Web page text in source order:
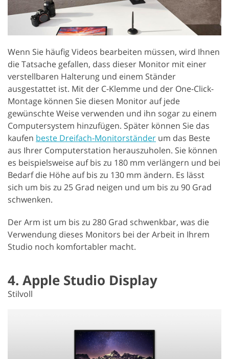
Wenn Sie häufig Videos bearbeiten müssen, wird Ihnen
die Tatsache gefallen, dass dieser Monitor mit einer
verstellbaren Halterung und einem Ständer
ausgestattet ist. Mit der C-Klemme und der One-Click-
Montage können Sie diesen Monitor auf jede
gewünschte Weise verwenden und ihn sogar zu einem
Computersystem hinzufügen. Später können Sie das
kaufen beste Dreifach-Monitorständer um das Beste
aus Ihrer Computerstation herauszuholen. Sie können
es beispielsweise auf bis zu 180 mm verlängern und bei
Bedarf die Höhe auf bis zu 130 mm ändern. Es lässt
sich um bis zu 25 Grad neigen und um bis zu 90 Grad
schwenken.
Der Arm ist um bis zu 280 Grad schwenkbar, was die
Verwendung dieses Monitors bei der Arbeit in Ihrem
Studio noch komfortabler macht.
4. Apple Studio Display
Stilvoll